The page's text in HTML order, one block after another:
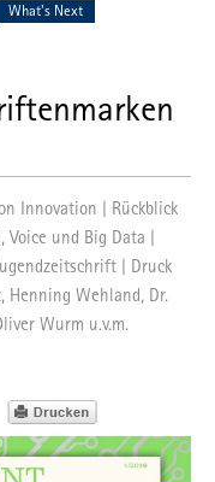
What's Next
Innovation | Rückblick
Voice und Big Data |
| Druck
Henning Wehland, Dr.
Wurm u.v.m.